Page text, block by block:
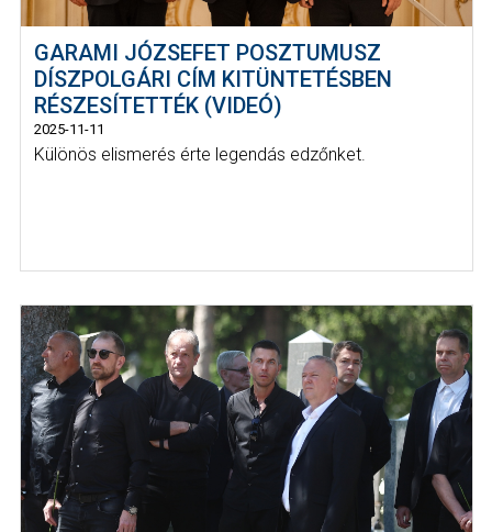
GARAMI JÓZSEFET POSZTUMUSZ
DÍSZPOLGÁRI CÍM KITÜNTETÉSBEN
RÉSZESÍTETTÉK (VIDEÓ)
2025-11-11
Különös elismerés érte legendás edzőnket.